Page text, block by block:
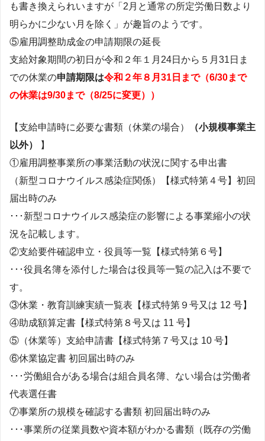
も書き換えられいますが「2月と通常の所定労働日数より
明らかに少ない月を除く」が趣旨のようです。
⑤雇用調整助成金の申請期限の延長
支給対象期間の初日が令和２年１月24日から５月31日ま
での休業の申請期限は令和２年８月31日まで（6/30まで
の休業は9/30まで（8/25に変更））
【支給申請時に必要な書類（休業の場合）
（小規模事業主
以外）
】
①雇用調整事業所の事業活動の状況に関する申出書
（新型コロナウイルス感染症関係）【様式特第４号】初回
届出時のみ
･･･新型コロナウイルス感染症の影響による事業縮小の状
況を記載します。
②支給要件確認申立・役員等一覧【様式特第６号】
･･･役員名簿を添付した場合は役員等一覧の記入は不要で
す。
③休業・教育訓練実績一覧表【様式特第９号又は 12 号】
④助成額算定書【様式特第８号又は 11 号】
⑤（休業等）支給申請書【様式特第７号又は 10 号】
⑥休業協定書 初回届出時のみ
･･･労働組合がある場合は組合員名簿、ない場合は労働者
代表選任書
⑦事業所の規模を確認する書類 初回届出時のみ
･･･事業所の従業員数や資本額がわかる書類（既存の労働